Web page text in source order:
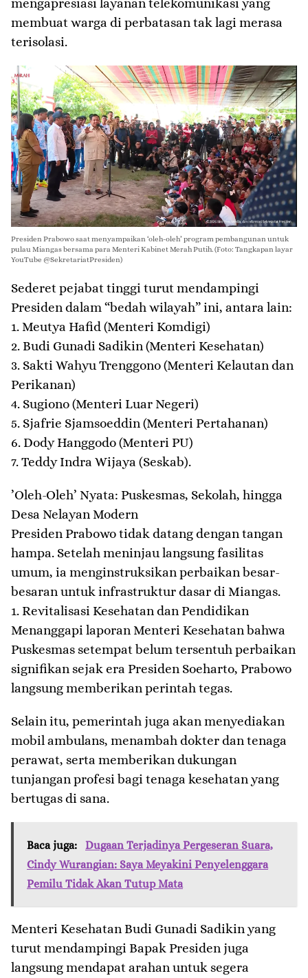
mengapresiasi layanan telekomunikasi yang
membuat warga di perbatasan tak lagi merasa
terisolasi.
Presiden Prabowo saat menyampaikan ‘oleh-oleh’ program pembangunan untuk
pulau Miangas bersama para Menteri Kabinet Merah Putih. (Foto: Tangkapan layar
YouTube @SekretariatPresiden)
​Sederet pejabat tinggi turut mendampingi
Presiden dalam “bedah wilayah” ini, antara lain:
1. ​Meutya Hafid (Menteri Komdigi)
2. ​Budi Gunadi Sadikin (Menteri Kesehatan)
3. ​Sakti Wahyu Trenggono (Menteri Kelautan dan
Perikanan)
4. ​Sugiono (Menteri Luar Negeri)
5. ​Sjafrie Sjamsoeddin (Menteri Pertahanan)
6. ​Dody Hanggodo (Menteri PU)
7. ​Teddy Indra Wijaya (Seskab).
​’Oleh-Oleh’ Nyata: Puskesmas, Sekolah, hingga
Desa Nelayan Modern
​Presiden Prabowo tidak datang dengan tangan
hampa. Setelah meninjau langsung fasilitas
umum, ia menginstruksikan perbaikan besar-
besaran untuk infrastruktur dasar di Miangas.
​1. Revitalisasi Kesehatan dan Pendidikan
Menanggapi laporan Menteri Kesehatan bahwa
Puskesmas setempat belum tersentuh perbaikan
signifikan sejak era Presiden Soeharto, Prabowo
langsung memberikan perintah tegas.
Selain itu, pemerintah juga akan menyediakan
mobil ambulans, menambah dokter dan tenaga
perawat, serta memberikan dukungan
tunjangan profesi bagi tenaga kesehatan yang
bertugas di sana.
Baca juga:
Dugaan Terjadinya Pergeseran Suara,
Cindy Wurangian: Saya Meyakini Penyelenggara
Pemilu Tidak Akan Tutup Mata
Menteri Kesehatan Budi Gunadi Sadikin yang
turut mendampingi Bapak Presiden juga
langsung mendapat arahan untuk segera